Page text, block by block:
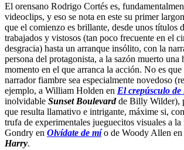
El orensano Rodrigo Cortés es,
videoclips, y eso se nota en este su primer
que el comienzo es brillante, desde unos títulos
trabajados y vistosos (tan poco frecuente en el
desgracia) hasta un arranque insólito, con la
persona del protagonista, a la sazón muerto una
momento en el que arranca la acción. No es que
narrador fiambre sea especialmente novedoso
ejemplo, a William Holden en El crepúsculo de
inolvidable Sunset Boulevardde Billy Wilder),
que resulta llamativo e intrigante, máxime si,
trufa de experimentales jueguecitos visuales a
Gondry en Olvídate de mío de Woody Allen en
Harry.